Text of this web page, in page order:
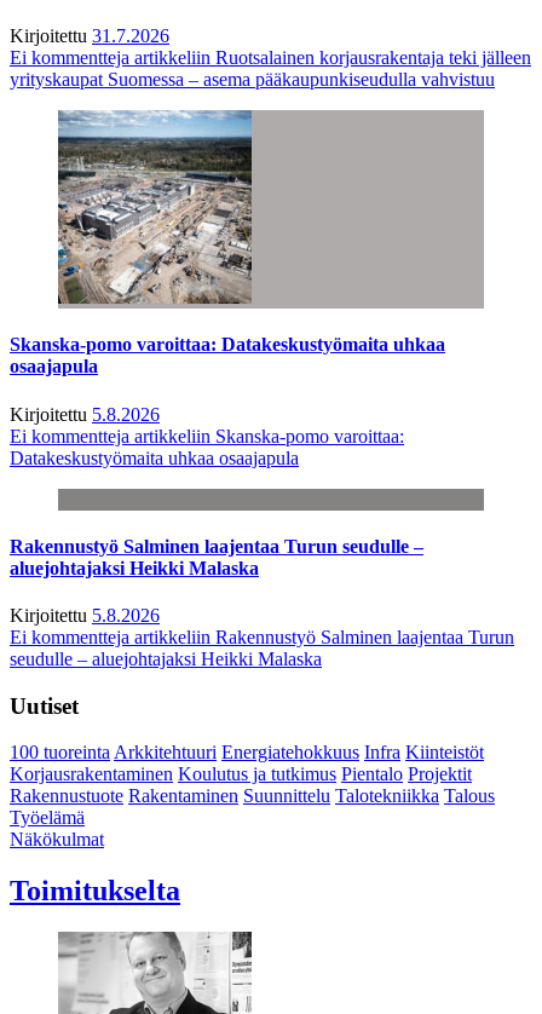
Kirjoitettu 31.7.2026
Ei kommentteja artikkeliin Ruotsalainen korjausrakentaja teki jälleen
yrityskaupat Suomessa – asema pääkaupunkiseudulla vahvistuu
Skanska-pomo varoittaa: Datakeskustyömaita uhkaa
osaajapula
Kirjoitettu 5.8.2026
Ei kommentteja artikkeliin Skanska-pomo varoittaa:
Datakeskustyömaita uhkaa osaajapula
Rakennustyö Salminen laajentaa Turun seudulle –
aluejohtajaksi Heikki Malaska
Kirjoitettu 5.8.2026
Ei kommentteja artikkeliin Rakennustyö Salminen laajentaa Turun
seudulle – aluejohtajaksi Heikki Malaska
Uutiset
100 tuoreintaArkkitehtuuri Energiatehokkuus Infra Kiinteistöt
Korjausrakentaminen Koulutus ja tutkimus Pientalo Projektit
Rakennustuote Rakentaminen Suunnittelu Talotekniikka Talous
Työelämä
Näkökulmat
Toimitukselta